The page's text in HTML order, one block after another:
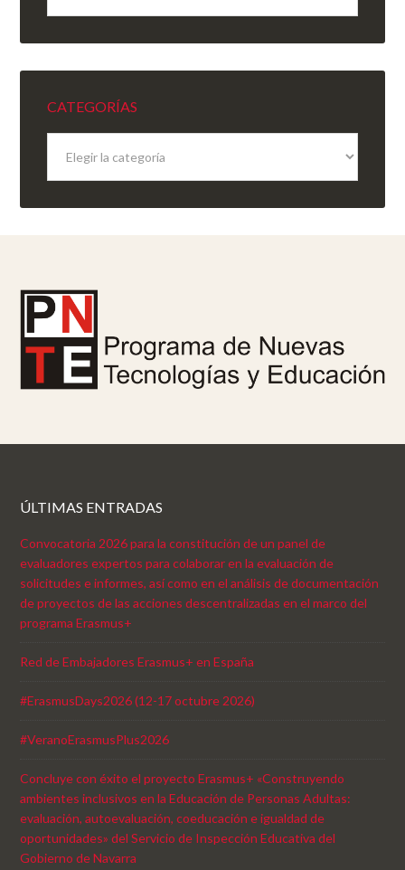
sitio
CATEGORÍAS
ÚLTIMAS ENTRADAS
Convocatoria 2026 para la constitución de un panel de
evaluadores expertos para colaborar en la evaluación de
solicitudes e informes, así como en el análisis de documentación
de proyectos de las acciones descentralizadas en el marco del
programa Erasmus+
Red de Embajadores Erasmus+ en España
#ErasmusDays2026 (12-17 octubre 2026)
#VeranoErasmusPlus2026
Concluye con éxito el proyecto Erasmus+ «Construyendo
ambientes inclusivos en la Educación de Personas Adultas:
evaluación, autoevaluación, coeducación e igualdad de
oportunidades» del Servicio de Inspección Educativa del
Gobierno de Navarra